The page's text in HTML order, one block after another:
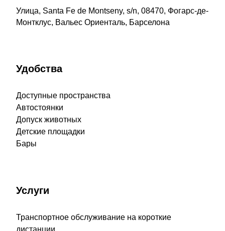
Улица, Santa Fe de Montseny, s/n, 08470, Фогарс-де-
Монтклус, Вальес Ориенталь, Барселона
Удобства
Доступные пространства
Автостоянки
Допуск животных
Детские площадки
Бары
Услуги
Транспортное обслуживание на короткие
дистанции